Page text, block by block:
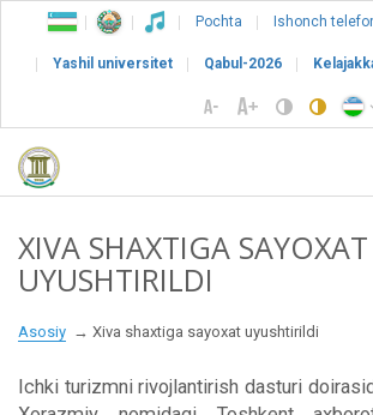
Pochta Ishonch
Yashil universitet Qabul-2026
XIVA SHAXTIGA SAYOXAT
UYUSHTIRILDI
Asosiy Xiva shaxtiga sayoxat uyushtirildi
Ichki turizmni rivojlantirish dasturi